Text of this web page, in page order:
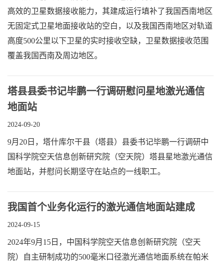
高效的卫星数据接收能力，其建成运行填补了我国西南地区
无固定式卫星地面接收站的空白，以及我国西南地区对轨道
高度500公里以下卫星的实时接收空缺，卫星数据接收范围
覆盖我国西南及周边地区。
塔县县委书记毕鹏一行调研慰问星地激光通信
地面站
2024-09-20
9月20日，塔什库尔干县（塔县）县委书记毕鹏一行调研中
国科学院空天信息创新研究院（空天院）塔县星地激光通信
地面站，并慰问长期坚守在站点的一线职工。
我国首个业务化运行的激光通信地面站建成
2024-09-15
2024年9月15日，中国科学院空天信息创新研究院（空天
院）自主研制成功的500毫米口径激光通信地面系统在帕米